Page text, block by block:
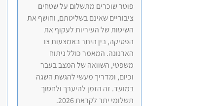
פוטר שוכרים מתשלום על שטחים
ציבוריים שאינם בשליטתם, וחושף את
השיטות של העיריות לעקוף את
הפסיקה, בין היתר באמצעות צו
הארנונה. המאמר כולל ניתוח
משפטי, השוואה של המצב בעבר
וכיום, ומדריך מעשי להגשת השגה
במועד. זה הזמן להיערך ולחסוך
תשלומי יתר לקראת 2026.